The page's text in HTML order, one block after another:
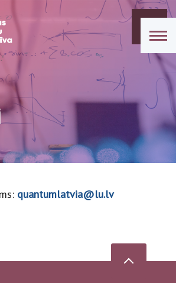
quantumlatvia@lu.lv